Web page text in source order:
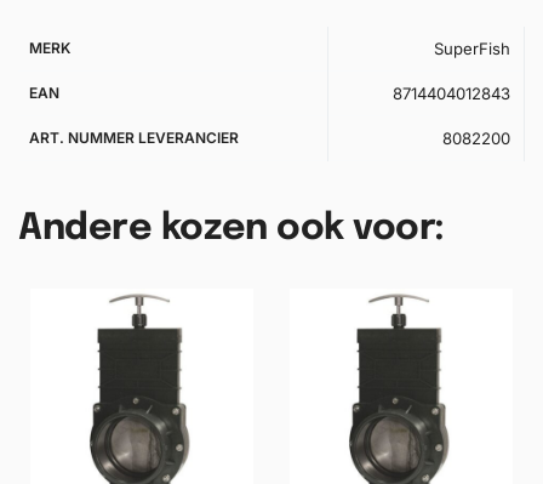
MERK SuperFish
EAN 8714404012843
ART. NUMMER LEVERANCIER 8082200
Andere kozen ook voor: